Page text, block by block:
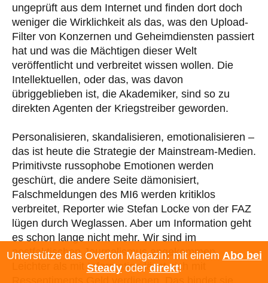
ungeprüft aus dem Internet und finden dort doch
weniger die Wirklichkeit als das, was den Upload-
Filter von Konzernen und Geheimdiensten passiert
hat und was die Mächtigen dieser Welt
veröffentlicht und verbreitet wissen wollen. Die
Intellektuellen, oder das, was davon
übriggeblieben ist, die Akademiker, sind so zu
direkten Agenten der Kriegstreiber geworden.
Personalisieren, skandalisieren, emotionalisieren –
das ist heute die Strategie der Mainstream-Medien.
Primitivste russophobe Emotionen werden
geschürt, die andere Seite dämonisiert,
Falschmeldungen des MI6 werden kritiklos
verbreitet, Reporter wie Stefan Locke von der FAZ
lügen durch Weglassen. Aber um Information geht
es schon lange nicht mehr. Wir sind im
postfaktischen Journalismus angekommen.
Leichter als mit Information lässt sich mit
Unterstütze das Overton Magazin: mit einem Abo bei
Steadyoder direkt!